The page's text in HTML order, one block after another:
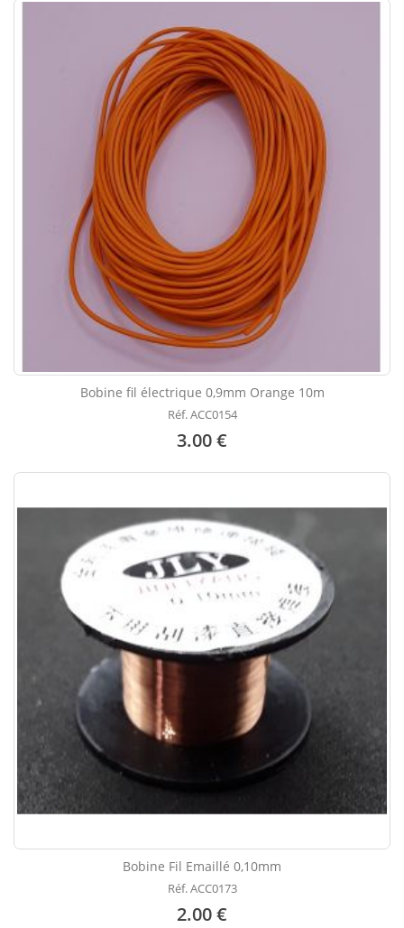
Bobine fil électrique 0,9mm Orange 10m
Réf. ACC0154
3.00 €
Bobine Fil Emaillé 0,10mm
Réf. ACC0173
2.00 €